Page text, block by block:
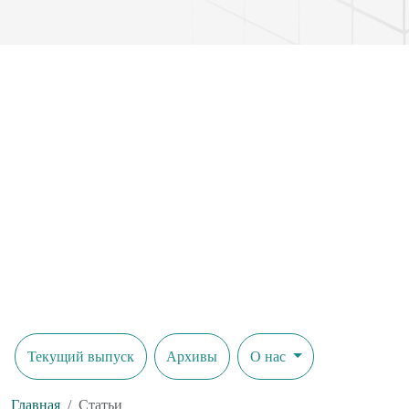
Текущий выпуск Архивы О нас
Главная Статьи